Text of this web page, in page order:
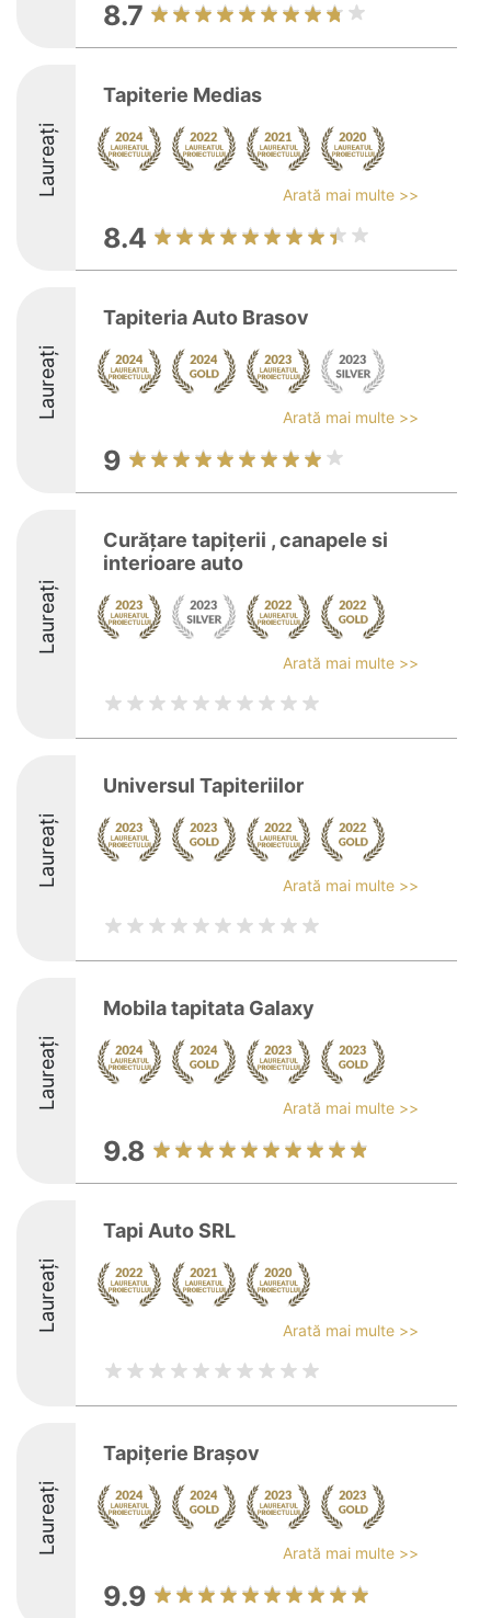
8.7
Laureați
Tapiterie Medias
Arată mai multe >>
8.4
Laureați
Tapiteria Auto Brasov
Arată mai multe >>
9
Laureați
Curățare tapițerii , canapele si
interioare auto
Arată mai multe >>
Laureați
Universul Tapiteriilor
Arată mai multe >>
Laureați
Mobila tapitata Galaxy
Arată mai multe >>
9.8
Laureați
Tapi Auto SRL
Arată mai multe >>
Laureați
Tapițerie Brașov
Arată mai multe >>
9.9